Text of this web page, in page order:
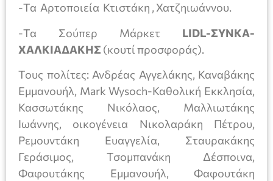
-Τα Αρτοποιεία Κτιστάκη , Χατζηιωάννου.
-Τα Σούπερ Μάρκετ LIDL-ΣΥΝΚΑ-
ΧΑΛΚΙΑΔΑΚΗΣ (κουτί προσφοράς).
Τους πολίτες: Ανδρέας Αγγελάκης, Καναβάκης
Εμμανουήλ, Mark Wysoch-Καθολική Εκκλησία,
Κασσωτάκης Νικόλαος, Μαλλιωτάκης
Ιωάννης, οικογένεια Νικολαράκη Πέτρου,
Ρεμουντάκη Ευαγγελία, Σταυρακάκης
Γεράσιμος, Τσομπανάκη Δέσποινα,
Φαφουτάκης Εμμανουήλ, Φαφουτάκη